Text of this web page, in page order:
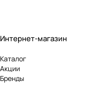
Интернет-магазин
Каталог
Акции
Бренды